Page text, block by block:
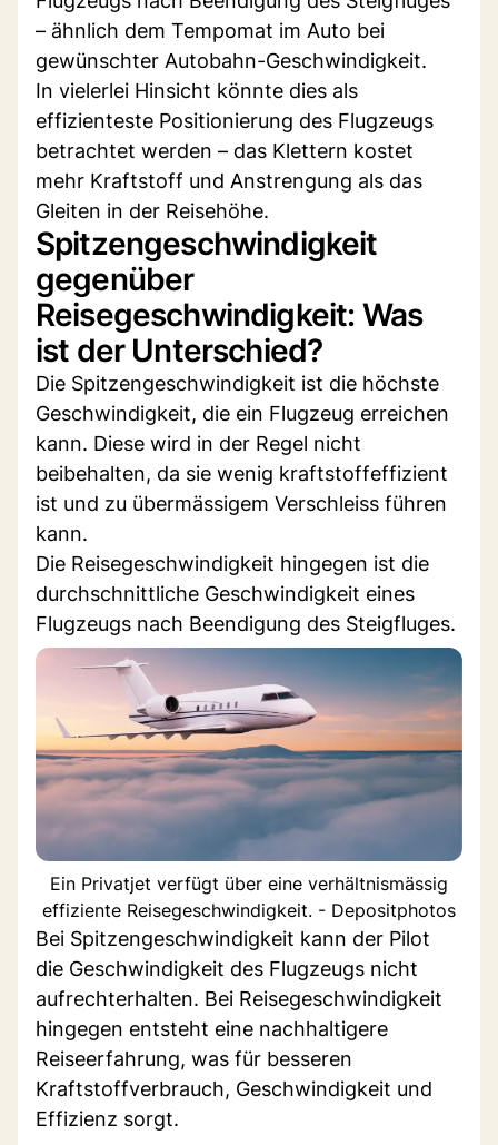
– ähnlich dem Tempomat im Auto bei
gewünschter Autobahn-Geschwindigkeit.
In vielerlei Hinsicht könnte dies als
effizienteste Positionierung des Flugzeugs
betrachtet werden – das Klettern kostet
mehr Kraftstoff und Anstrengung als das
Gleiten in der Reisehöhe.
Spitzengeschwindigkeit
gegenüber
Reisegeschwindigkeit: Was
ist der Unterschied?
Die Spitzengeschwindigkeit ist die höchste
Geschwindigkeit, die ein Flugzeug erreichen
kann. Diese wird in der Regel nicht
beibehalten, da sie wenig kraftstoffeffizient
ist und zu übermässigem Verschleiss führen
kann.
Die Reisegeschwindigkeit hingegen ist die
durchschnittliche Geschwindigkeit eines
Flugzeugs nach Beendigung des Steigfluges.
Ein Privatjet verfügt über eine verhältnismässig
effiziente Reisegeschwindigkeit. - Depositphotos
Bei Spitzengeschwindigkeit kann der Pilot
die Geschwindigkeit des Flugzeugs nicht
aufrechterhalten. Bei Reisegeschwindigkeit
hingegen entsteht eine nachhaltigere
Reiseerfahrung, was für besseren
Kraftstoffverbrauch, Geschwindigkeit und
Effizienz sorgt.